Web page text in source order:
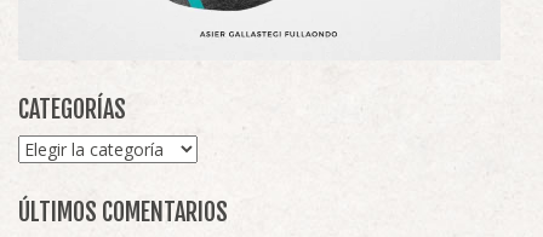
CATEGORÍAS
Categorías
ÚLTIMOS COMENTARIOS